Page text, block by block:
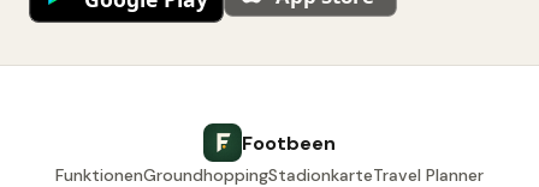
Footbeen
FunktionenGroundhoppingStadionkarteTravel Planner